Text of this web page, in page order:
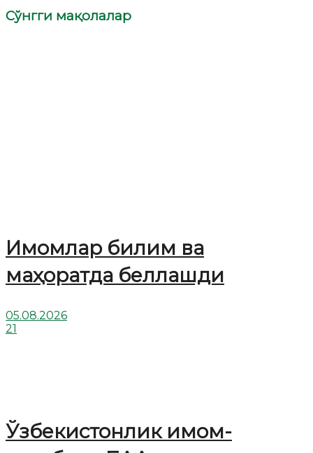
Сўнгги мақолалар
Имомлар билим ва
маҳоратда беллашди
05.08.2026
21
Ўзбекистонлик имом-